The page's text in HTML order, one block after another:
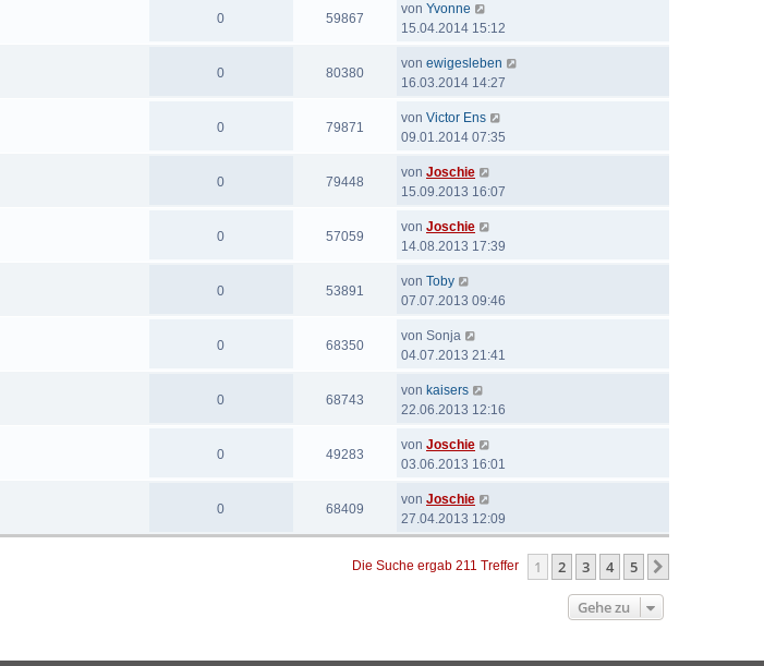
0 59867
von Yvonne
15.04.2014 15:12
0 80380
von ewigesleben
16.03.2014 14:27
0 79871
von Victor Ens
09.01.2014 07:35
0 79448
von Joschie
15.09.2013 16:07
0 57059
von Joschie
14.08.2013 17:39
0 53891
von Toby
07.07.2013 09:46
0 68350
von Sonja
04.07.2013 21:41
0 68743
von kaisers
22.06.2013 12:16
0 49283
von Joschie
03.06.2013 16:01
0 68409
von Joschie
27.04.2013 12:09
Die Suche ergab 211 Treffer 1 2 3 4 5
Gehe zu